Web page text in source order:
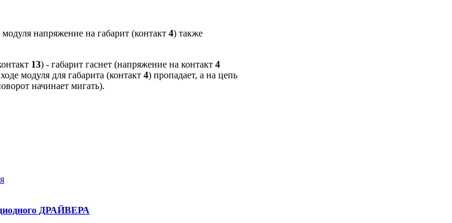
напряжение на габарит (контакт 4) также
13) - габарит гаснет (напряжение на контакт 4
модуля для габарита (контакт 4) пропадает, а на цепь
начинает мигать).
ДРАЙВЕРА